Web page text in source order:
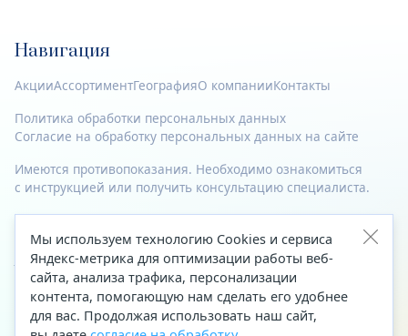
Навигация
АкцииАссортиментГеографияО компанииКонтакты
Политика обработки персональных данных
Согласие на обработку персональных данных на сайте
Имеются противопоказания. Необходимо ознакомиться
с инструкцией или получить консультацию специалиста.
© 2023—2026 Все права защищены.
Адрес
Архангельск, ул. Папанина, д. 19 (вход в здание со стороны
автоцентра «Тойота»)
Мы используем технологию Cookies и сервиса
Яндекс-метрика для оптимизации работы веб-
сайта, анализа трафика, персонализации
контента, помогающую нам сделать его удобнее
для вас. Продолжая использовать наш сайт,